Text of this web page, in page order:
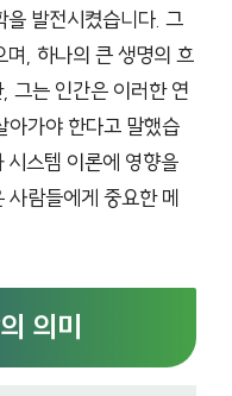
발전시켰습니다. 그
, 하나의 큰 생명의 흐
그는 인간은 이러한 연
아가야 한다고 말했습
시스템 이론에 영향을
사람들에게 중요한 메
의미